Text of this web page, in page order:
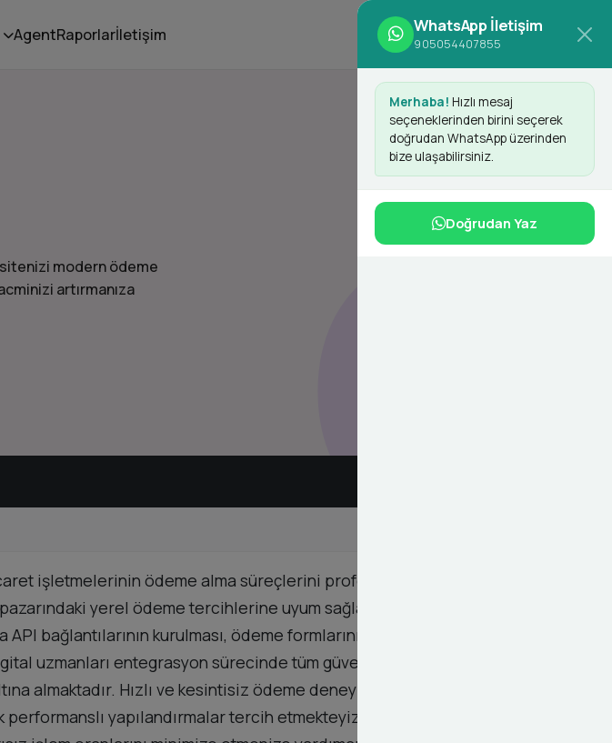
AgentRaporlarİletişim Giriş Yap Kayıt Ol
modern ödeme
artırmanıza
d
işletmelerinin ödeme alma süreçlerini profesyonel bir seviyeye taşıyan
yerel ödeme tercihlerine uyum sağlaması için iyzico gibi güvenilir
bağlantılarının kurulması, ödeme formlarının özelleştirilmesi ve hata
uzmanları entegrasyon sürecinde tüm güvenlik protokollerini titizlikle
almaktadır. Hızlı ve kesintisiz ödeme deneyimi müşteri memnuniyetini
yapılandırmalar tercih etmekteyiz. Sadece teknik bağlantı
WhatsApp İletişim
905054407855
Merhaba! Hızlı mesaj
seçeneklerinden birini seçerek
doğrudan WhatsApp üzerinden
bize ulaşabilirsiniz.
Doğrudan Yaz